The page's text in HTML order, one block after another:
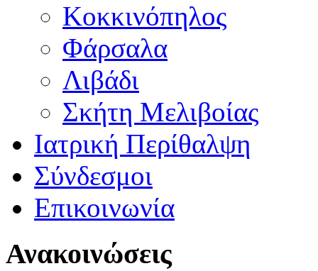
Κοκκινόπηλος
Φάρσαλα
Λιβάδι
Σκήτη Μελιβοίας
Ιατρική Περίθαλψη
Σύνδεσμοι
Επικοινωνία
Ανακοινώσεις